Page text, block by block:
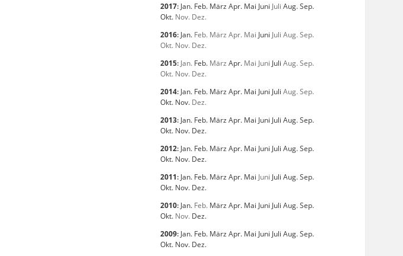
2017: Jan. Feb. März Apr. Mai Juni Juli Aug.Sep.
Okt. Nov. Dez.
2016: Jan. Feb. März Apr. Mai Juni Juli Aug.Sep.
Okt. Nov. Dez.
2015: Jan. Feb. März Apr. Mai Juni Juli Aug.Sep.
Okt. Nov. Dez.
2014: Jan. Feb. März Apr. Mai Juni Juli Aug.Sep.
Okt. Nov. Dez.
2013: Jan. Feb. März Apr. Mai Juni Juli Aug.Sep.
Okt. Nov. Dez.
2012: Jan. Feb. März Apr. Mai Juni Juli Aug.Sep.
Okt. Nov. Dez.
2011: Jan. Feb. März Apr. Mai Juni Juli Aug.Sep.
Okt. Nov. Dez.
2010: Jan. Feb. März Apr. Mai Juni Juli Aug.Sep.
Okt. Nov. Dez.
2009: Jan. Feb. März Apr. Mai Juni Juli Aug.Sep.
Okt. Nov. Dez.